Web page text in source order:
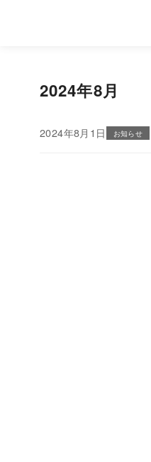
2024年8月
2024年8月1日 お知らせ